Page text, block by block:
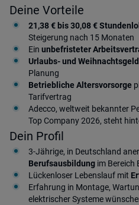
Deine Vorteile
21,38 € bis 30,08 €
Steigerung nach 15 Monaten
Ein unbefristeter
Urlaubs- und Weihnachtsgeld
Planung
Betriebliche Altersvorsorge
Tarifvertrag
Adecco, weltweit bekannter
Top Company 2026, steht
Dein Profil
3-Jährige, in Deutschland
Berufsausbildung im Bereich
Lückenloser Lebenslauf mit
Erfahrung in Montage,
elektrischer Systeme